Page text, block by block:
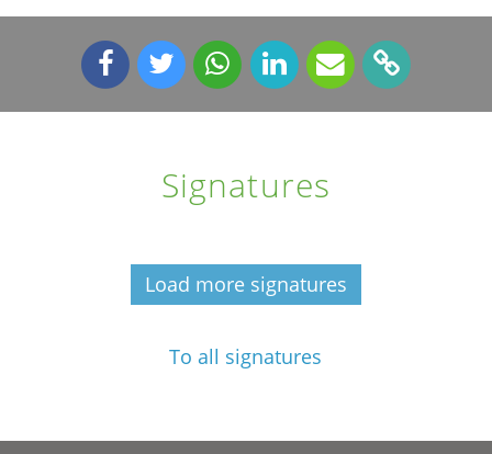
Signatures
Load more signatures
To all signatures